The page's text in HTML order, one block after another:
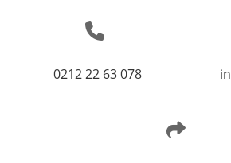
0212 22 63 078